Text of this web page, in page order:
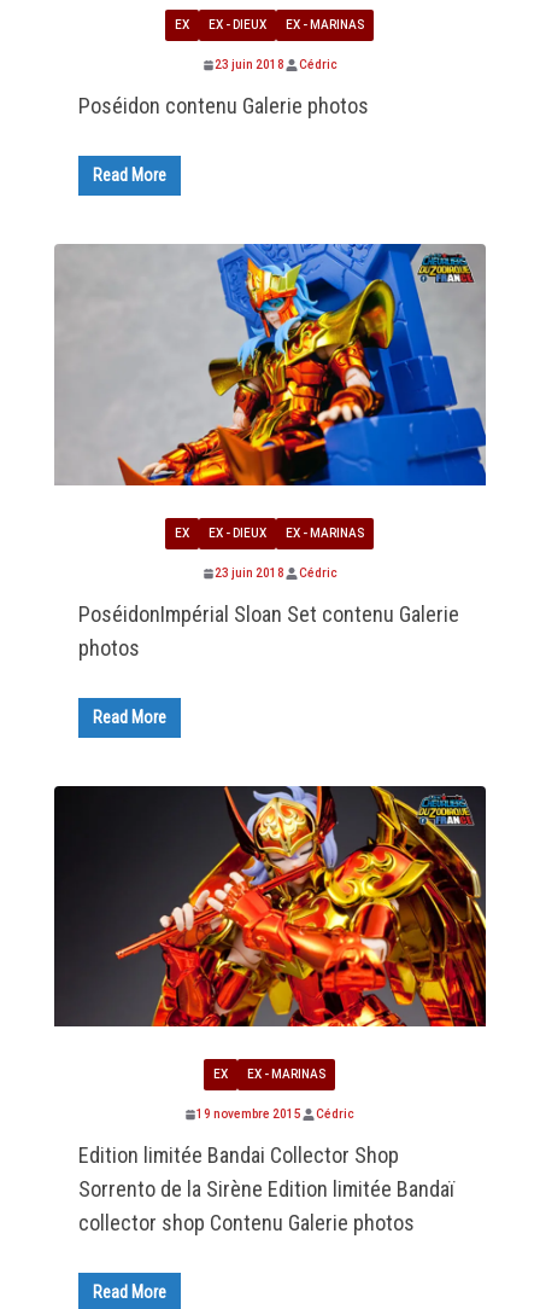
EX EX - DIEUX EX - MARINAS
23 juin 2018 Cédric
Poséidon contenu Galerie photos
Read More
EX EX - DIEUX EX - MARINAS
23 juin 2018 Cédric
PoséidonImpérial Sloan Set contenu Galerie
photos
Read More
EX EX - MARINAS
19 novembre 2015 Cédric
Edition limitée Bandai Collector Shop
Sorrento de la Sirène Edition limitée Bandaï
collector shop Contenu Galerie photos
Read More